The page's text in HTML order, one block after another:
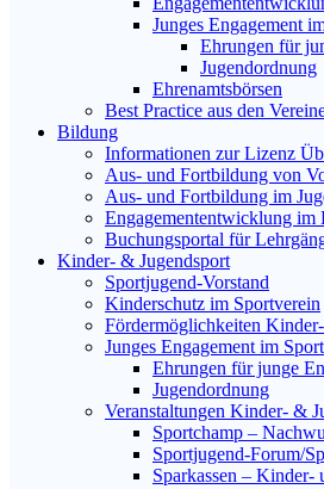
Junges Engagement
Ehrungen für
Jugendordnung
Ehrenamtsbörsen
Best Practice aus den
Bildung
Informationen zur Lizenz
Aus- und Fortbildung von
Aus- und Fortbildung im
Engagemententwicklung im
Buchungsportal für
Kinder- & Jugendsport
Sportjugend-Vorstand
Kinderschutz im Sportverein
Fördermöglichkeiten
Junges Engagement im Sport
Ehrungen für junge
Jugendordnung
Veranstaltungen Kinder- &
Sportchamp –
Sportjugend-Forum/
Sparkassen – Kinder-